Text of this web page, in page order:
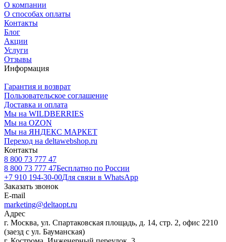
О компании
О способах оплаты
Контакты
Блог
Акции
Услуги
Отзывы
Информация
Гарантия и возврат
Пользовательское соглашение
Доставка и оплата
Мы на WILDBERRIES
Мы на OZON
Мы на ЯНДЕКС МАРКЕТ
Переход на deltawebshop.ru
Контакты
8 800 73 777 47
8 800 73 777 47Бесплатно по России
+7 910 194-30-00Для связи в WhatsApp
Заказать звонок
E-mail
marketing@deltaopt.ru
Адрес
г. Москва, ул. Спартаковская площадь, д. 14, стр. 2, офис 2210
(заезд с ул. Бауманская)